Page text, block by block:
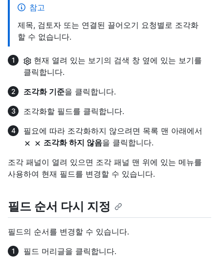
참고
제목, 검토자 또는 연결된 끌어오기 요청별로 조각화
할 수 없습니다.
현재 열려 있는 보기의 검색 창 옆에 있는 보기를
클릭합니다.
조각화 기준을 클릭합니다.
조각화할 필드를 클릭합니다.
필요에 따라 조각화하지 않으려면 목록 맨 아래에서
조각화 하지 않음을 클릭합니다.
조각 패널이 열려 있으면 조각 패널 맨 위에 있는 메뉴를
사용하여 현재 필드를 변경할 수 있습니다.
필드 순서 다시 지정
필드의 순서를 변경할 수 있습니다.
필드 머리글을 클릭합니다.